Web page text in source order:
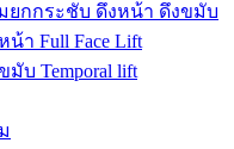
ยกกระชับ ดึงหน้า ดึงขมับ
น้า Full Face Lift
มับ Temporal lift